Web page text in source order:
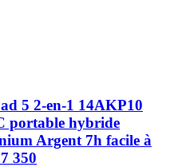
5 2-en-1 14AKP10
portable hybride
Argent 7h facile à
350